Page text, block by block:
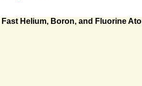
Helium, Boron, and Fluorine